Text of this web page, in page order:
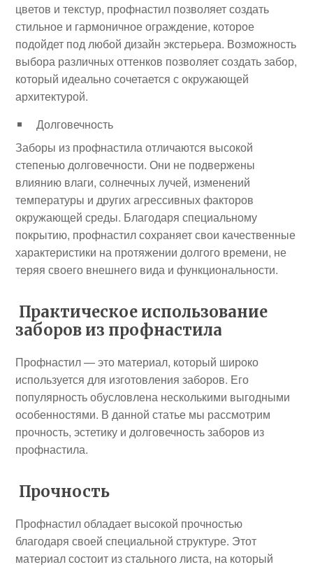
цветов и текстур, профнастил позволяет создать
стильное и гармоничное ограждение, которое
подойдет под любой дизайн экстерьера. Возможность
выбора различных оттенков позволяет создать забор,
который идеально сочетается с окружающей
архитектурой.
Долговечность
Заборы из профнастила отличаются высокой
степенью долговечности. Они не подвержены
влиянию влаги, солнечных лучей, изменений
температуры и других агрессивных факторов
окружающей среды. Благодаря специальному
покрытию, профнастил сохраняет свои качественные
характеристики на протяжении долгого времени, не
теряя своего внешнего вида и функциональности.
Практическое использование
заборов из профнастила
Профнастил — это материал, который широко
используется для изготовления заборов. Его
популярность обусловлена несколькими выгодными
особенностями. В данной статье мы рассмотрим
прочность, эстетику и долговечность заборов из
профнастила.
Прочность
Профнастил обладает высокой прочностью
благодаря своей специальной структуре. Этот
материал состоит из стального листа, на который